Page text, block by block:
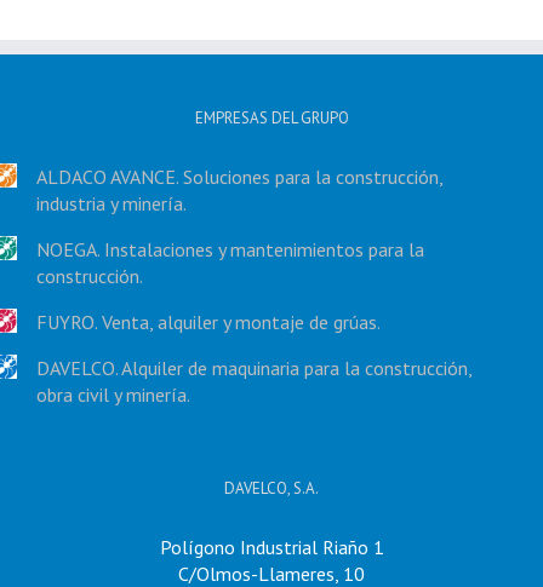
EMPRESAS DEL GRUPO
ALDACO AVANCE. Soluciones para la construcción,
industria y minería.
NOEGA. Instalaciones y mantenimientos para la
construcción.
FUYRO. Venta, alquiler y montaje de grúas.
DAVELCO. Alquiler de maquinaria para la construcción,
obra civil y minería.
DAVELCO, S.A.
Polígono Industrial Riaño 1
C/Olmos-Llameres, 10